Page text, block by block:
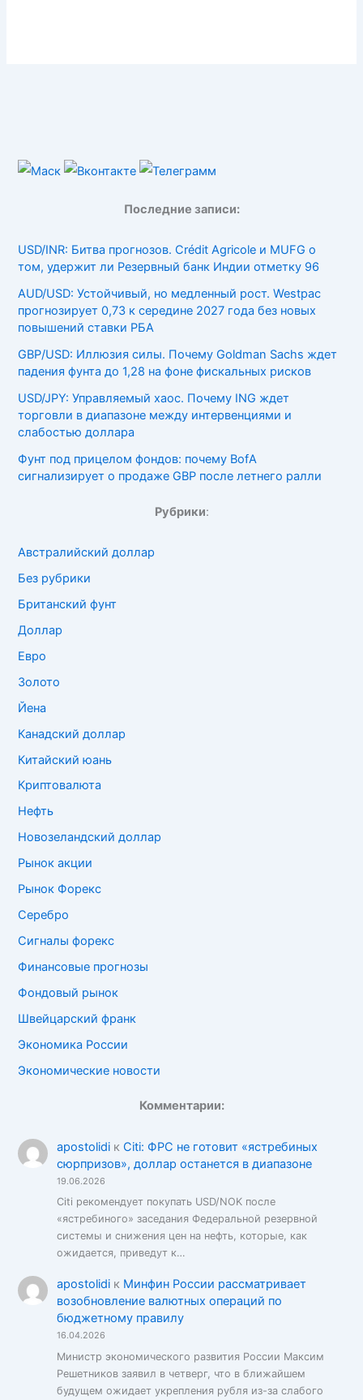
Последние записи:
USD/INR: Битва прогнозов. Crédit Agricole и MUFG о
том, удержит ли Резервный банк Индии отметку 96
AUD/USD: Устойчивый, но медленный рост. Westpac
прогнозирует 0,73 к середине 2027 года без новых
повышений ставки РБА
GBP/USD: Иллюзия силы. Почему Goldman Sachs ждет
падения фунта до 1,28 на фоне фискальных рисков
USD/JPY: Управляемый хаос. Почему ING ждет
торговли в диапазоне между интервенциями и
слабостью доллара
Фунт под прицелом фондов: почему BofA
сигнализирует о продаже GBP после летнего ралли
Рубрики:
Австралийский доллар
Без рубрики
Британский фунт
Доллар
Евро
Золото
Йена
Канадский доллар
Китайский юань
Криптовалюта
Нефть
Новозеландский доллар
Рынок акции
Рынок Форекс
Серебро
Сигналы форекс
Финансовые прогнозы
Фондовый рынок
Швейцарский франк
Экономика России
Экономические новости
Комментарии:
apostolidiк Citi: ФРС не готовит «ястребиных
сюрпризов», доллар останется в диапазоне
19.06.2026
Citi рекомендует покупать USD/NOK после
«ястребиного» заседания Федеральной резервной
системы и снижения цен на нефть, которые, как
ожидается, приведут к…
apostolidiк Минфин России рассматривает
возобновление валютных операций по
бюджетному правилу
16.04.2026
Министр экономического развития России Максим
Решетников заявил в четверг, что в ближайшем
будущем ожидает укрепления рубля из-за слабого